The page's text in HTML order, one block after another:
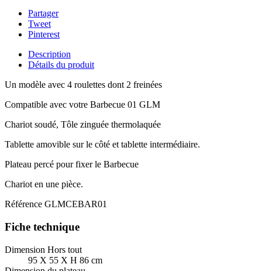
Partager
Tweet
Pinterest
Description
Détails du produit
Un modèle avec 4 roulettes dont 2 freinées
Compatible avec votre Barbecue 01 GLM
Chariot soudé, Tôle zinguée thermolaquée
Tablette amovible sur le côté et tablette intermédiaire.
Plateau percé pour fixer le Barbecue
Chariot en une pièce.
Référence GLMCEBAR01
Fiche technique
Dimension Hors tout
95 X 55 X H 86 cm